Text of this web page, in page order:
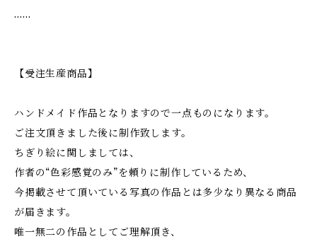
……
【受注生産商品】
ハンドメイド作品となりますので一点ものになります。
ご注文頂きました後に制作致します。
ちぎり絵に関しましては、
作者の“色彩感覚のみ”を頼りに制作しているため、
今掲載させて頂いている写真の作品とは多少なり異なる商品
が届きます。
唯一無二の作品としてご理解頂き、